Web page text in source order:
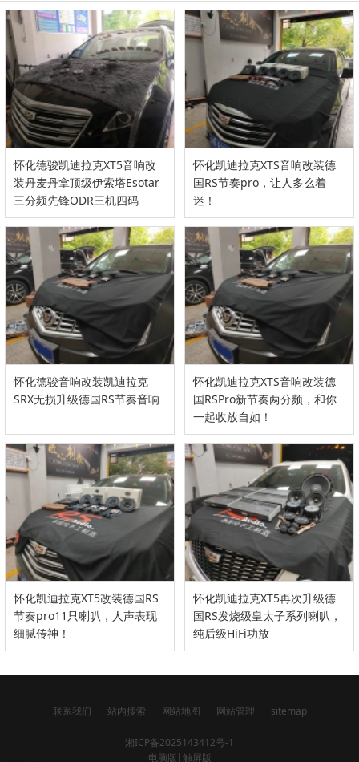
怀化德骏凯迪拉克XT5音响改
装丹麦丹拿顶级伊索塔Esotar
三分频先锋ODR三机四码
怀化凯迪拉克XTS音响改装德
国RS节奏pro，让人多么着
迷！
怀化德骏音响改装凯迪拉克
SRX无损升级德国RS节奏音响
怀化凯迪拉克XTS音响改装德
国RSPro新节奏两分频，和你
一起收放自如！
怀化凯迪拉克XT5改装德国RS
节奏pro11只喇叭，人声表现
细腻传神！
怀化凯迪拉克XT5再次升级德
国RS发烧级皇太子系列喇叭，
纯后级HiFi功放
联系我们 站内搜索 网站地图 网站管理 sitemap
湘ICP备2025143412号-1
电脑版 |触屏版